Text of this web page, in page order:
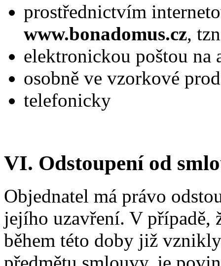
prostřednictvím
www.bonadomus.cz,
elektronickou poštou na
osobně ve vzorkové
telefonicky
VI. Odstoupení od
Objednatel má právo
jejího uzavření. V
během této doby již